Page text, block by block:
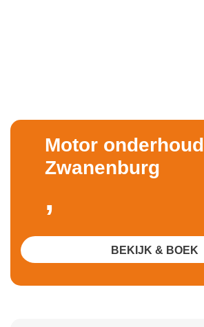
Motor onderhoud
Zwanenburg
,
BEKIJK & BOEK